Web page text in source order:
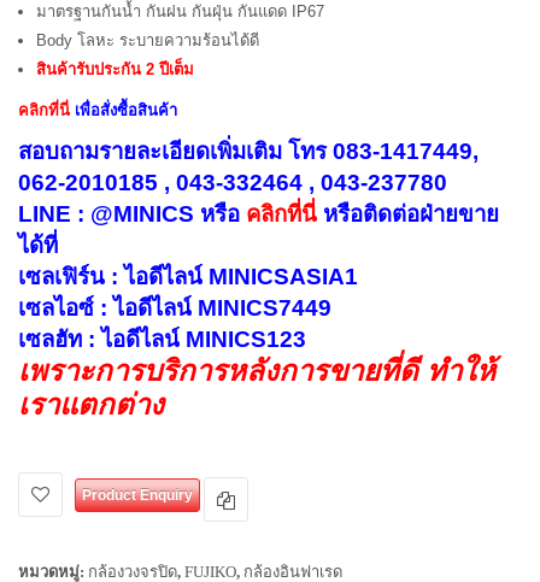
มาตรฐานกันน้ำ กันฝน กันฝุ่น กันแดด IP67
Body โลหะ ระบายความร้อนได้ดี
สินค้ารับประกัน 2 ปีเต็ม
คลิกที่นี่ เพื่อสั่งซื้อสินค้า
สอบถามรายละเอียดเพิ่มเติม โทร 083-1417449,
062-2010185 , 043-332464 , 043-237780
LINE : @MINICS หรือ คลิกที่นี่ หรือติดต่อฝ่ายขาย
ได้ที่
เซลเฟิร์น : ไอดีไลน์ MINICSASIA1
เซลไอซ์ : ไอดีไลน์ MINICS7449
เซลฮัท : ไอดีไลน์ MINICS123
เพราะการบริการหลังการขายที่ดี ทำให้
เราแตกต่าง
Product Enquiry
หมวดหมู่: กล้องวงจรปิด, FUJIKO, กล้องอินฟาเรด